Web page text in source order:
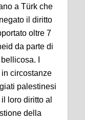
a Türk che
il diritto
oltre 7
da parte di
I
circostanze
palestinesi
loro diritto al
della